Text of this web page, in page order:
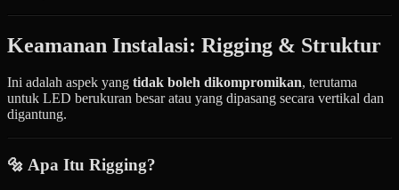
Keamanan Instalasi: Rigging & Struktur
Ini adalah aspek yang tidak boleh dikompromikan, terutama
untuk LED berukuran besar atau yang dipasang secara vertikal dan
digantung.
🔩 Apa Itu Rigging?